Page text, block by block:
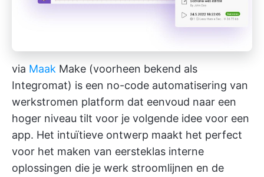
via Maak Make (voorheen bekend als
Integromat) is een no-code automatisering van
werkstromen platform dat eenvoud naar een
hoger niveau tilt voor je volgende idee voor een
app. Het intuïtieve ontwerp maakt het perfect
voor het maken van eersteklas interne
oplossingen die je werk stroomlijnen en de